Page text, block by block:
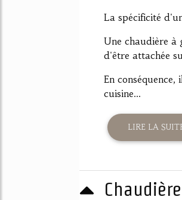
La spécificité
Une chaudière à
d'être attachée
En
cuisine...
LIRE LA